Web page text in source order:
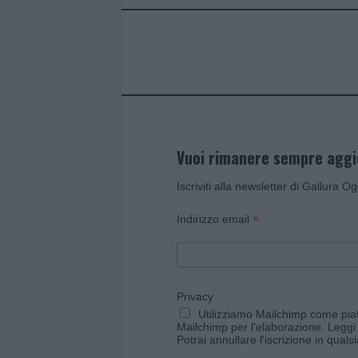
Vuoi rimanere sempre
Iscriviti alla newsletter di Gallura
Indirizzo email *
Privacy
Utilizziamo Mailchimp come
Mailchimp per l'elaborazione.
Potrai annullare l'iscrizione in